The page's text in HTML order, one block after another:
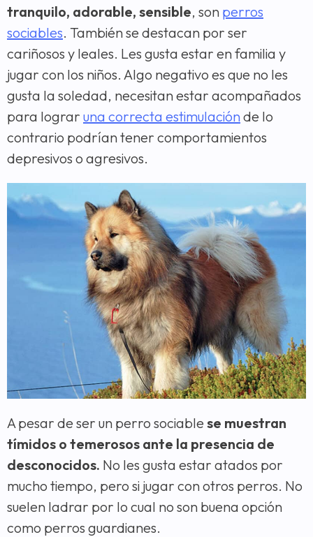
tranquilo, adorable, sensible, son perros
sociables. También se destacan por ser
cariñosos y leales. Les gusta estar en familia y
jugar con los niños. Algo negativo es que no les
gusta la soledad, necesitan estar acompañados
para lograr una correcta estimulación de lo
contrario podrían tener comportamientos
depresivos o agresivos.
A pesar de ser un perro sociable se muestran
tímidos o temerosos ante la presencia de
desconocidos. No les gusta estar atados por
mucho tiempo, pero si jugar con otros perros. No
suelen ladrar por lo cual no son buena opción
como perros guardianes.